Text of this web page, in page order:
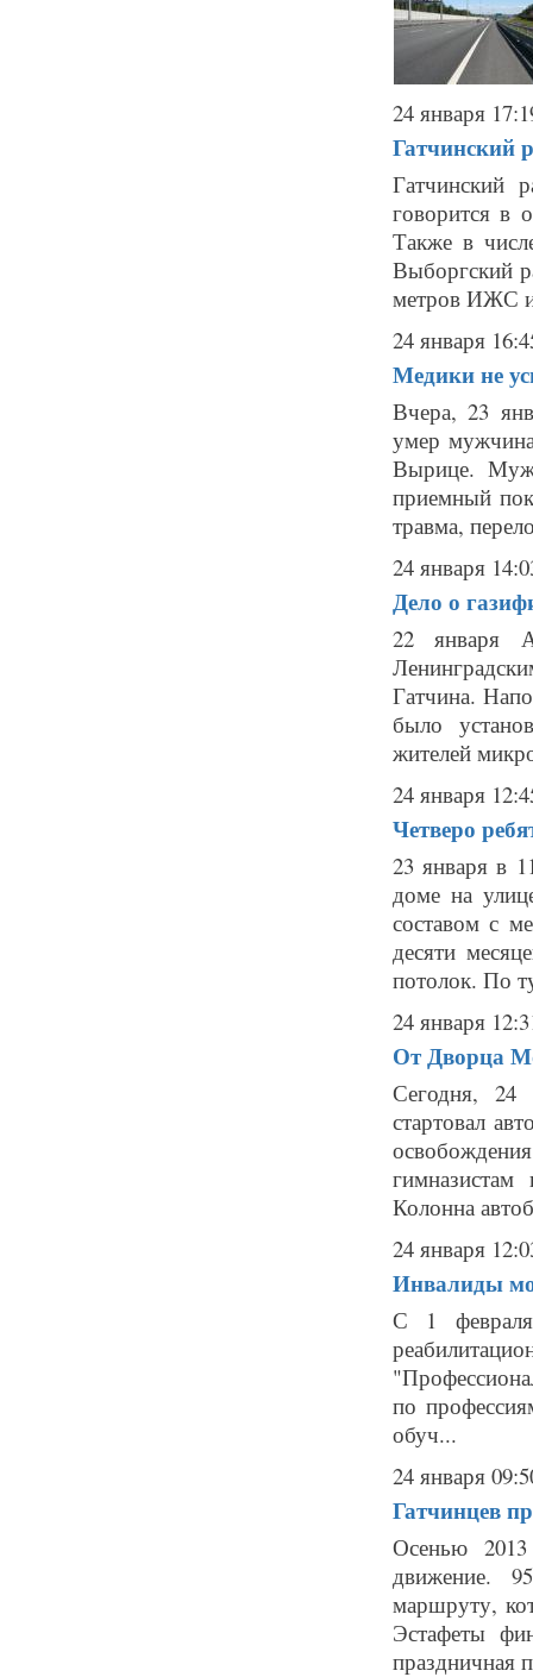
24 января
Гатчинский
Гатчинский
говорится в
Также в
Выборгский
метров ИЖС
24 января
Медики не
Вчера, 23
умер
Вырице.
приемный
травма,
24 января
Дело о
22 января
Гатчина.
было
жителей
24 января
Четверо
23 января в
доме на
составом с
десяти
потолок. По
24 января
От Дворца
Сегодня, 24
стартовал
Колонна
24 января
Инвалиды
С 1 февраля
по
обуч...
24 января
Гатчинцев
Осенью
движение.
маршруту,
Эстафеты
праздничная